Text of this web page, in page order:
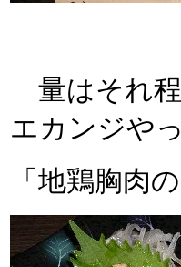
量はそれ
エカンジや
「地鶏胸肉